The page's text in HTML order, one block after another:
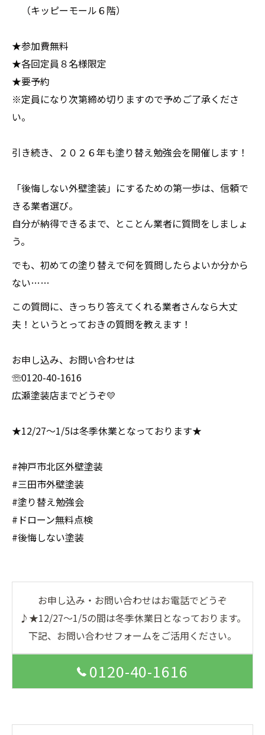
（キッピーモール６階）
★参加費無料
★各回定員８名様限定
★要予約
※定員になり次第締め切りますので予めご了承くださ
い。
引き続き、２０２６年も塗り替え勉強会を開催します！
「後悔しない外壁塗装」にするための第一歩は、信頼で
きる業者選び。
自分が納得できるまで、とことん業者に質問をしましょ
う。
でも、初めての塗り替えで何を質問したらよいか分から
ない……
この質問に、きっちり答えてくれる業者さんなら大丈
夫！というとっておきの質問を教えます！
お申し込み、お問い合わせは
☏0120-40-1616
広瀬塗装店までどうぞ💛
★12/27～1/5は冬季休業となっております★
#神戸市北区外壁塗装
#三田市外壁塗装
#塗り替え勉強会
#ドローン無料点検
#後悔しない塗装
お申し込み・お問い合わせはお電話でどうぞ
♪★12/27～1/5の間は冬季休業日となっております。
下記、お問い合わせフォームをご活用ください。
0120-40-1616